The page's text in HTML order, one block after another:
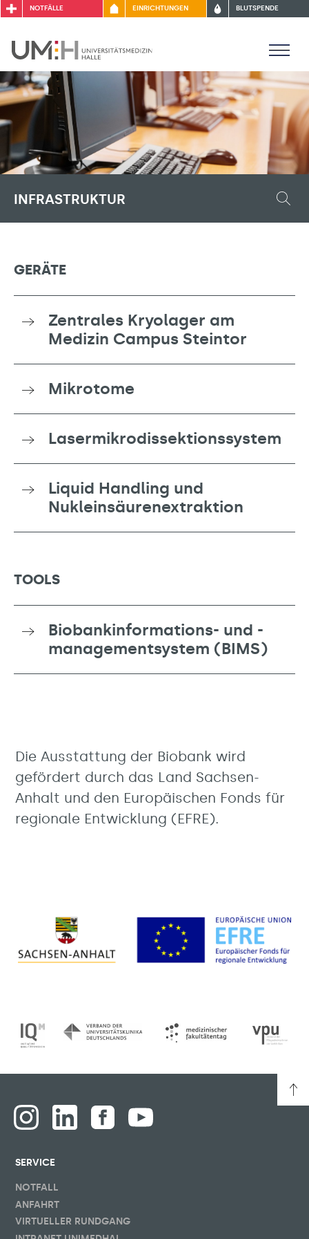
NOTFÄLLE EINRICHTUNGEN BLUTSPENDE
INFRASTRUKTUR
GERÄTE
Zentrales Kryolager am
Medizin Campus Steintor
Mikrotome
Lasermikrodissektionssystem
Liquid Handling und
Nukleinsäurenextraktion
TOOLS
Biobankinformations- und -
managementsystem (BIMS)
Die Ausstattung der Biobank wird
gefördert durch das Land Sachsen-
Anhalt und den Europäischen Fonds für
regionale Entwicklung (EFRE).
SERVICE
NOTFALL
ANFAHRT
VIRTUELLER RUNDGANG